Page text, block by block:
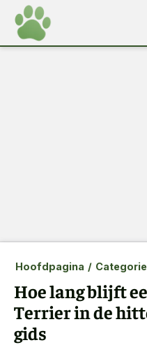
Hoofdpagina /
Hoe lang blijft
Terrier in de
gids